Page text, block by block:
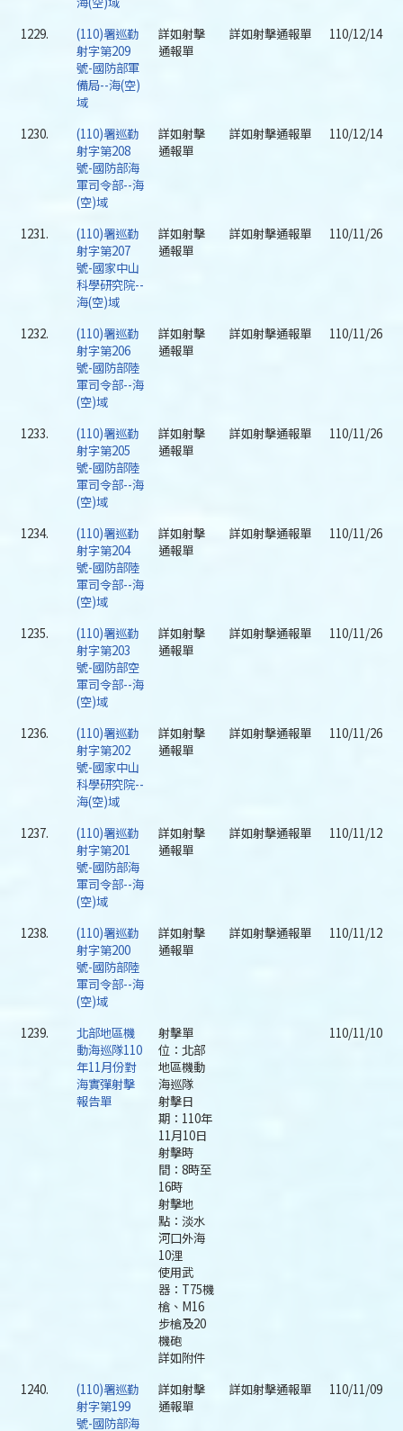
1229.
(110)署巡勤
射字第209
號-國防部軍
備局--海(空)
域
詳如射擊
通報單
詳如射擊通報單 110/12/14
1230.
(110)署巡勤
射字第208
號-國防部海
軍司令部--海
(空)域
詳如射擊
通報單
詳如射擊通報單 110/12/14
1231.
(110)署巡勤
射字第207
號-國家中山
科學研究院--
海(空)域
詳如射擊
通報單
詳如射擊通報單 110/11/26
1232.
(110)署巡勤
射字第206
號-國防部陸
軍司令部--海
(空)域
詳如射擊
通報單
詳如射擊通報單 110/11/26
1233.
(110)署巡勤
射字第205
號-國防部陸
軍司令部--海
(空)域
詳如射擊
通報單
詳如射擊通報單 110/11/26
1234.
(110)署巡勤
射字第204
號-國防部陸
軍司令部--海
(空)域
詳如射擊
通報單
詳如射擊通報單 110/11/26
1235.
(110)署巡勤
射字第203
號-國防部空
軍司令部--海
(空)域
詳如射擊
通報單
詳如射擊通報單 110/11/26
1236.
(110)署巡勤
射字第202
號-國家中山
科學研究院--
海(空)域
詳如射擊
通報單
詳如射擊通報單 110/11/26
1237.
(110)署巡勤
射字第201
號-國防部海
軍司令部--海
(空)域
詳如射擊
通報單
詳如射擊通報單 110/11/12
1238.
(110)署巡勤
射字第200
號-國防部陸
軍司令部--海
(空)域
詳如射擊
通報單
詳如射擊通報單 110/11/12
1239.
北部地區機
動海巡隊110
年11月份對
海實彈射擊
報告單
射擊單
位：北部
地區機動
海巡隊
射擊日
期：110年
11月10日
射擊時
間：8時至
16時
射擊地
點：淡水
河口外海
10浬
使用武
器：T75機
槍、M16
步槍及20
機砲
詳如附件
110/11/10
1240.
(110)署巡勤
射字第199
號-國防部海
詳如射擊
通報單
詳如射擊通報單 110/11/09